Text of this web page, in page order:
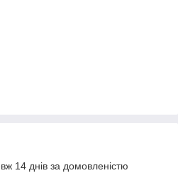
14 днів за домовленістю